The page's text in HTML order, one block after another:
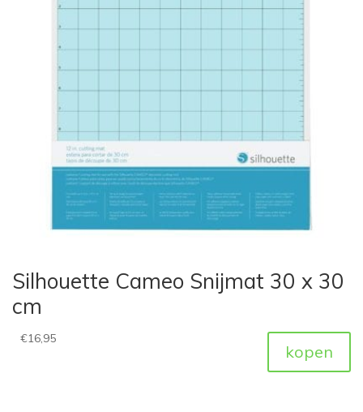
Silhouette Cameo Snijmat 30 x 30
cm
€16,95
kopen